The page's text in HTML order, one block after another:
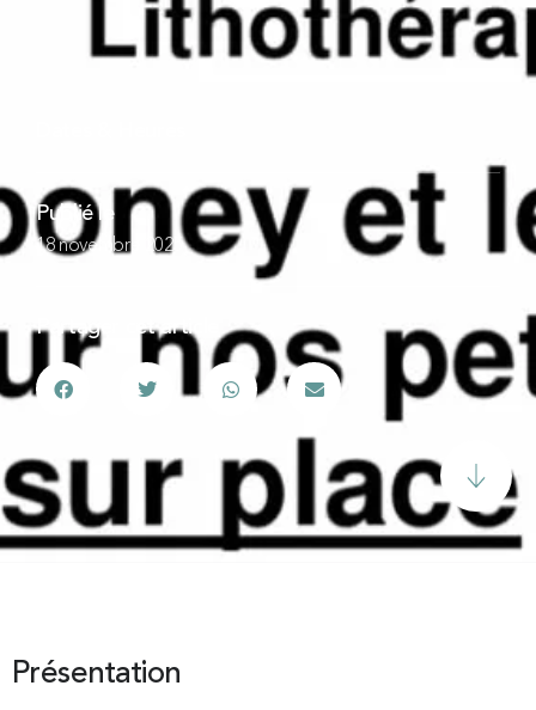
Publié le
18 novembre 2025
Partager cet article
Présentation